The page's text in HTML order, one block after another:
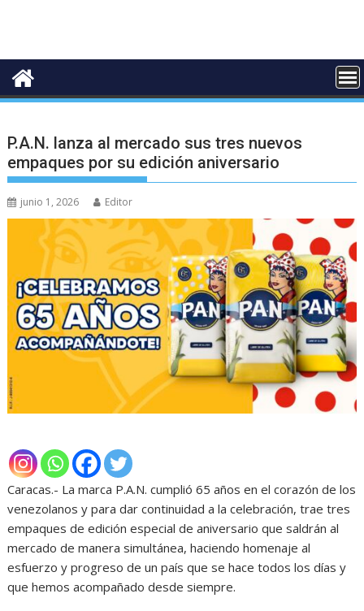
P.A.N. lanza al mercado sus tres nuevos
empaques por su edición aniversario
junio 1, 2026 Editor
Caracas.- La marca P.A.N. cumplió 65 años en el corazón de los
venezolanos y para dar continuidad a la celebración, trae tres
empaques de edición especial de aniversario que saldrán al
mercado de manera simultánea, haciendo homenaje al
esfuerzo y progreso de un país que se hace todos los días y
que hemos acompañado desde siempre.